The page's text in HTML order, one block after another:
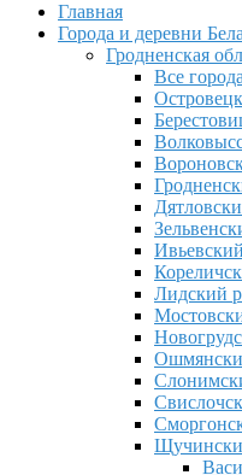
Главная
Города и деревни
Гродненская
Все
Лидский